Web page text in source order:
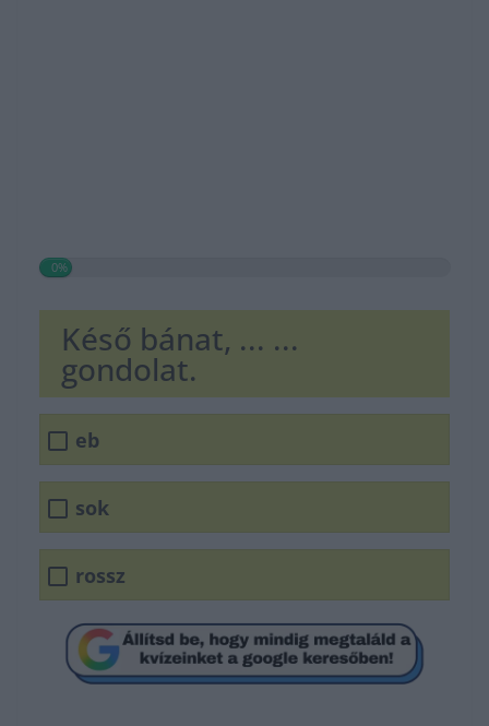
0%
Késő bánat, ... ...
gondolat.
eb
sok
rossz